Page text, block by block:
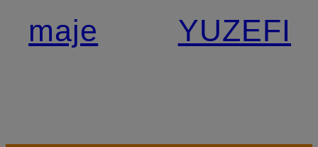
maje
YUZEFI